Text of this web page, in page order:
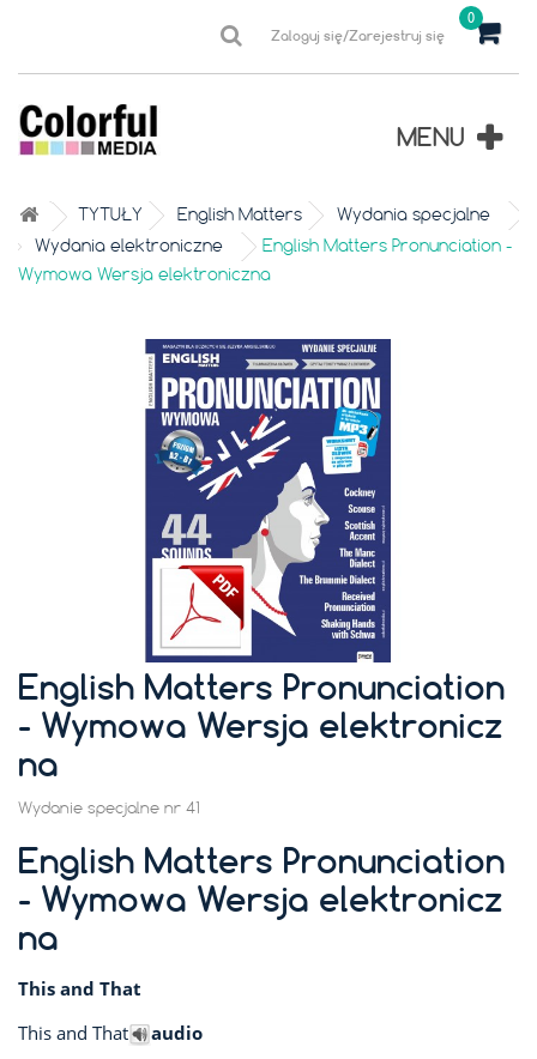
0
Zaloguj się/Zarejestruj się
MENU
TYTUŁY English Matters
Wydania specjalne
Wydania elektroniczne
English Matters Pronunciation -
Wymowa Wersja elektroniczna
English Matters Pronunciation
- Wymowa Wersja elektronicz
na
Wydanie specjalne nr 41
English Matters Pronunciation
- Wymowa Wersja elektronicz
na
This and That
This and That
audio